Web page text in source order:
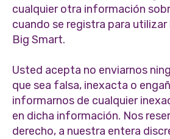
cualquier otra información
cuando se registra para utilizar
Big Smart.
Usted acepta no enviarnos
que sea falsa, inexacta o
informarnos de cualquier
en dicha información. Nos
derecho, a nuestra entera